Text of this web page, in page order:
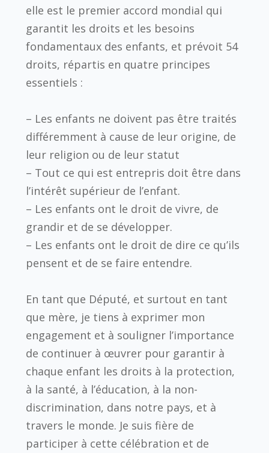
elle est le premier accord mondial qui
garantit les droits et les besoins
fondamentaux des enfants, et prévoit 54
droits, répartis en quatre principes
essentiels :
– Les enfants ne doivent pas être traités
différemment à cause de leur origine, de
leur religion ou de leur statut
– Tout ce qui est entrepris doit être dans
l’intérêt supérieur de l’enfant.
– Les enfants ont le droit de vivre, de
grandir et de se développer.
– Les enfants ont le droit de dire ce qu’ils
pensent et de se faire entendre.
En tant que Député, et surtout en tant
que mère, je tiens à exprimer mon
engagement et à souligner l’importance
de continuer à œuvrer pour garantir à
chaque enfant les droits à la protection,
à la santé, à l’éducation, à la non-
discrimination, dans notre pays, et à
travers le monde. Je suis fière de
participer à cette célébration et de